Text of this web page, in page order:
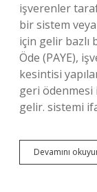
işverenler
bir sistem
için gelir bazlı
Öde (PAYE),
kesintisi
geri ödenmesi
gelir. sistemi
Devamını